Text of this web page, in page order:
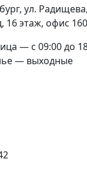
, ул.
16 этаж, офис
— с 09:00 до
— выходные